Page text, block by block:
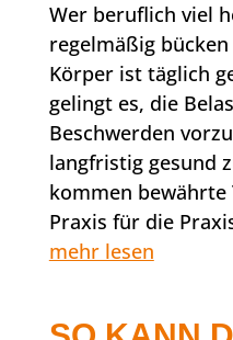
Wer beruflich viel
regelmäßig
Körper ist täglich
gelingt es, die
Beschwerden
langfristig gesund
kommen
Praxis für die
mehr lesen